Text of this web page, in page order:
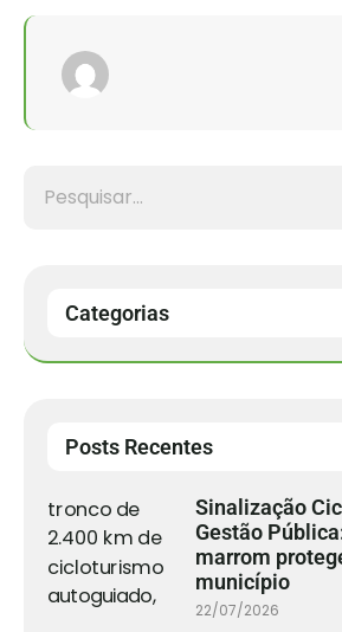
Categorias
Posts Recentes
Sinalização
Gestão
marrom
município
22/07/2026